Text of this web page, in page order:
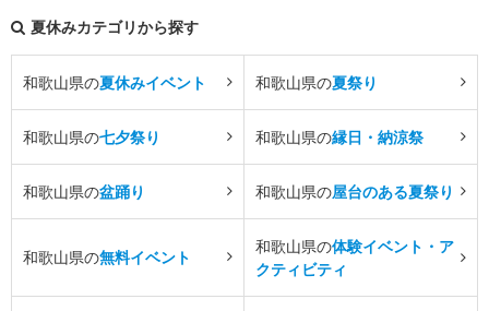
夏休みカテゴリから探す
和歌山県の夏休みイベント 和歌山県の夏祭り
和歌山県の七夕祭り 和歌山県の縁日・納涼祭
和歌山県の盆踊り 和歌山県の屋台のある夏祭り
和歌山県の無料イベント
和歌山県の体験イベント・ア
クティビティ